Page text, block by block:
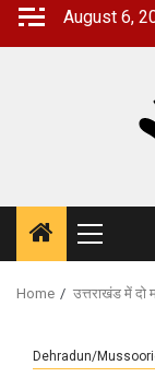
Skip
August 6,
Primary
Menu
Home उत्तराखंड में दो
Dehradun/